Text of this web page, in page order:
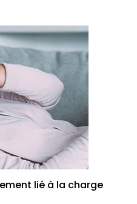
lié à la charge